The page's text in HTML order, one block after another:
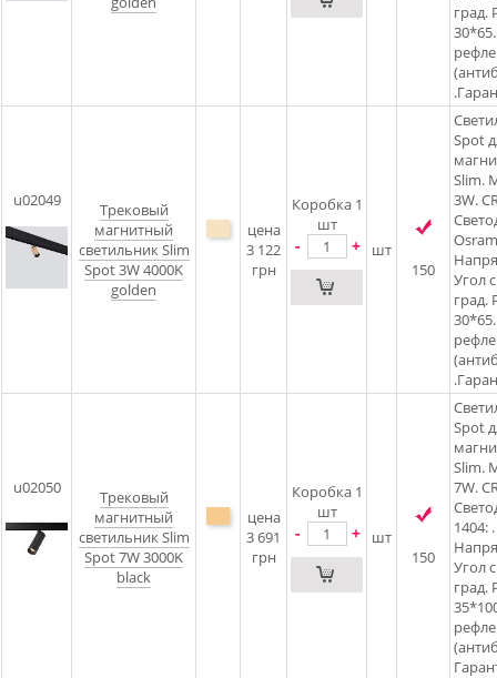
град.
u02049
Трековый
магнитный
светильник Slim
Spot 3W 4000K
golden
цена
3 122
грн
Коробка 1
шт
- +
шт
150
Spot
Slim.
3W.
Угол
град.
u02050
Трековый
магнитный
светильник Slim
Spot 7W 3000K
black
цена
3 691
грн
Коробка 1
шт
- +
шт
150
Spot
Slim.
7W.
1404: .
Угол
град.